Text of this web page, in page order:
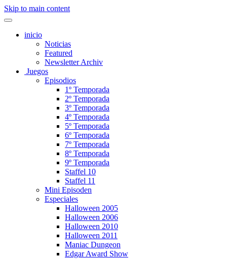
Skip to main content
inicio
Noticias
Featured
Newsletter Archiv
Juegos
Episodios
1º Temporada
2º Temporada
3º Temporada
4º Temporada
5º Temporada
6º Temporada
7º Temporada
8º Temporada
9º Temporada
Staffel 10
Staffel 11
Mini Episoden
Especiales
Halloween 2005
Halloween 2006
Halloween 2010
Halloween 2011
Maniac Dungeon
Edgar Award Show